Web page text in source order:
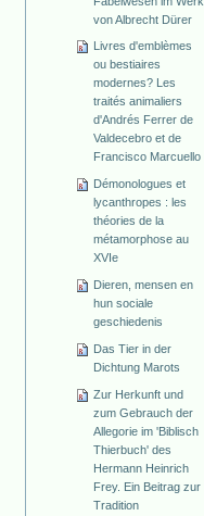
von Albrecht Dürer
Livres d'emblèmes
ou bestiaires
modernes? Les
traités animaliers
d'Andrés Ferrer de
Valdecebro et de
Francisco Marcuello
Démonologues et
lycanthropes : les
théories de la
métamorphose au
XVIe
Dieren, mensen en
hun sociale
geschiedenis
Das Tier in der
Dichtung Marots
Zur Herkunft und
zum Gebrauch der
Allegorie im 'Biblisch
Thierbuch' des
Hermann Heinrich
Frey. Ein Beitrag zur
Tradition